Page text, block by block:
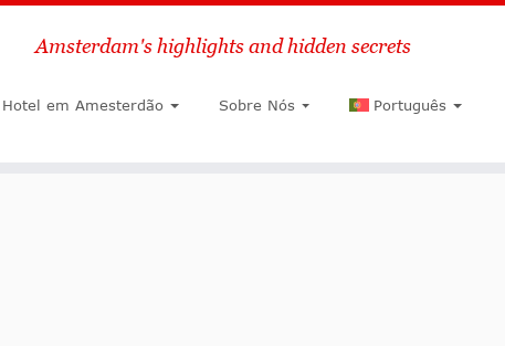
Pesquisar
Amsterdam's highlights and hidden secrets
Hotel em Amesterdão Sobre Nós Português